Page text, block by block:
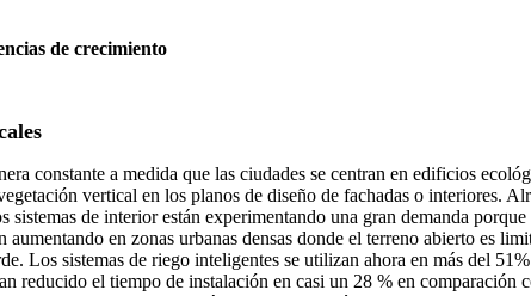
de crecimiento
constante a medida que las ciudades se centran en edificios
vertical en los planos de diseño de fachadas o interiores.
de interior están experimentando una gran demanda
en zonas urbanas densas donde el terreno abierto es
Los sistemas de riego inteligentes se utilizan ahora en más del
reducido el tiempo de instalación en casi un 28 % en